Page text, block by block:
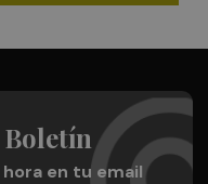
en tu email